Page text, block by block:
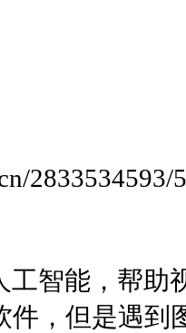
工智能，帮
件，但是遇到